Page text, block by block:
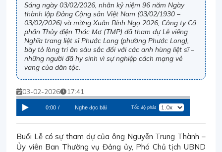
Sáng ngày 03/02/2026, nhân kỷ niệm 96 năm Ngày
thành lập Đảng Cộng sản Việt Nam (03/02/1930 –
03/02/2026) và mừng Xuân Bính Ngọ 2026, Công ty Cổ
phần Thủy điện Thác Mơ (TMP) đã tham dự Lễ viếng
Nghĩa trang liệt sĩ Phước Long (phường Phước Long),
bày tỏ lòng tri ân sâu sắc đối với các anh hùng liệt sĩ –
những người đã hy sinh vì sự nghiệp cách mạng vẻ
vang của dân tộc.
03-02-2026 17:41
0:00 / Nghe đọc bài Tốc độ phát
Buổi Lễ có sự tham dự của ông Nguyễn Trung Thành –
Ủy viên Ban Thường vụ Đảng ủy, Phó Chủ tịch UBND